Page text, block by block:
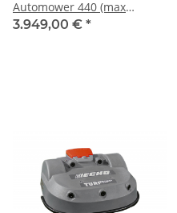
Automower 440 (max
4.000m²) inkl. Installation
3.949,00 € *